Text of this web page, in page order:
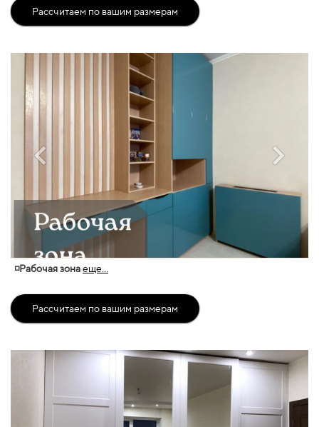
Рассчитаем по вашим размерам
◽Рабочая зонаеще...
Рассчитаем по вашим размерам